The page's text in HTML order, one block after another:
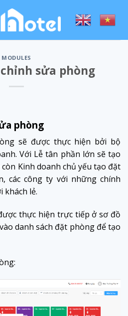
MODULES
sửa phòng
phòng
sẽ được thực hiện bởi bộ
Với Lễ tân phần lớn sẽ tạo
Kinh doanh chủ yếu tạo đặt
các công ty với những chính
khách lẻ.
thực hiện trực tiếp ở sơ đồ
danh sách đặt phòng để tạo